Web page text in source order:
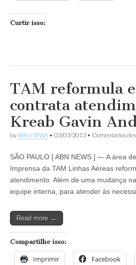
Curtir isso:
TAM reformula
contrata
Kreab Gavin
byABN NEWS • 03/03/2013 • Comentários
SÃO PAULO [ ABN NEWS ] — A área
Imprensa da TAM Linhas Aéreas
atendimento. Além de uma mudança
equipe interna, para atender às
Read more →
Compartilhe isso:
Imprimir Facebook